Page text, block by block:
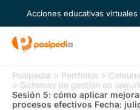
Acciones educativas
Posipedia > Portfolios >
> Sistemas de gestión en
Sesión 5: cómo aplicar
procesos efectivos Fecha: